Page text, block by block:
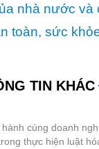
nhà nước
toàn, sức
TIN KHÁC
thực hiện luật